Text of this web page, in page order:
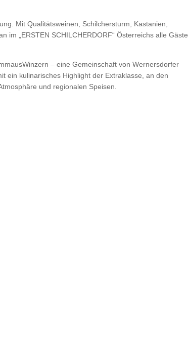
Mit Qualitätsweinen, Schilchersturm, Kastanien,
„ERSTEN SCHILCHERDORF“ Österreichs alle Gäste
– eine Gemeinschaft von Wernersdorfer
ein kulinarisches Highlight der Extraklasse, an den
und regionalen Speisen.